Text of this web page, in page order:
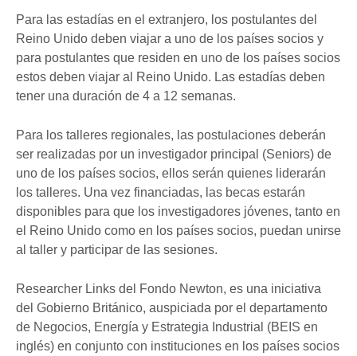
Para las estadías en el extranjero, los postulantes del
Reino Unido deben viajar a uno de los países socios y
para postulantes que residen en uno de los países socios
estos deben viajar al Reino Unido. Las estadías deben
tener una duración de 4 a 12 semanas.
Para los talleres regionales, las postulaciones deberán
ser realizadas por un investigador principal (Seniors) de
uno de los países socios, ellos serán quienes liderarán
los talleres. Una vez financiadas, las becas estarán
disponibles para que los investigadores jóvenes, tanto en
el Reino Unido como en los países socios, puedan unirse
al taller y participar de las sesiones.
Researcher Links del Fondo Newton, es una iniciativa
del Gobierno Británico, auspiciada por el departamento
de Negocios, Energía y Estrategia Industrial (BEIS en
inglés) en conjunto con instituciones en los países socios